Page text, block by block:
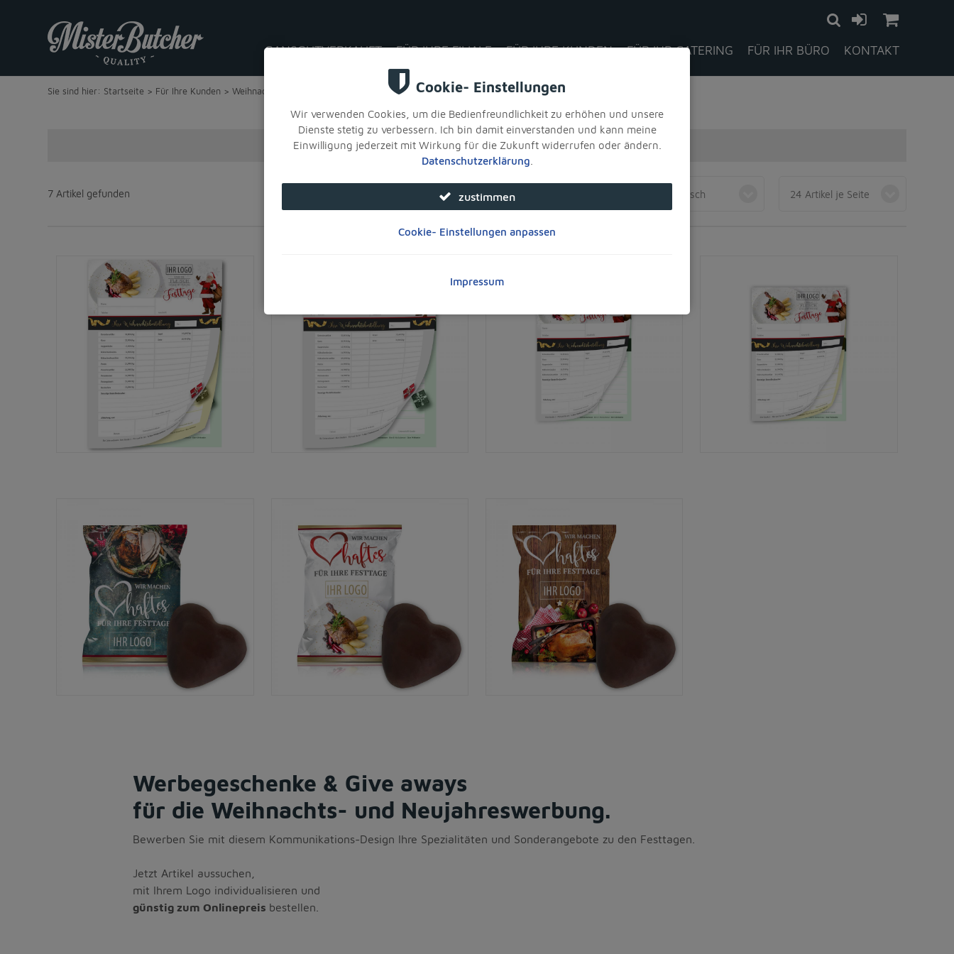
GANSGUTVERKAUFT FÜR IHRE FILIALE FÜR IHRE KUNDEN FÜR IHR CATERING FÜR IHR BÜRO KONTAKT
Sie sind hier: Startseite > Für Ihre Kunden >Weihnachten
Weihnachten
7 Artikel gefunden 24 Artikel je Seite
alphabetisch
Werbegeschenke & Give aways
für die Weihnachts- und Neujahreswerbung.
Bewerben Sie mit diesem Kommunikations-Design Ihre Spezialitäten und Sonderangebote zu den Festtagen.
Jetzt Artikel aussuchen,
mit Ihrem Logo individualisieren und
günstig zum Onlinepreis bestellen.